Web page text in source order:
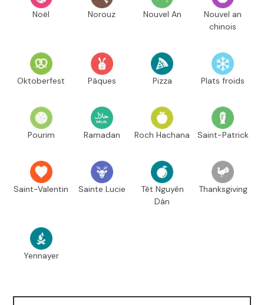
Noël Norouz Nouvel An
Nouvel an
chinois
Oktoberfest Pâques Pizza Plats froids
Pourim Ramadan Roch Hachana Saint-Patrick
Saint-Valentin Sainte Lucie
Têt Nguyên
Dán
Thanksgiving
Yennayer